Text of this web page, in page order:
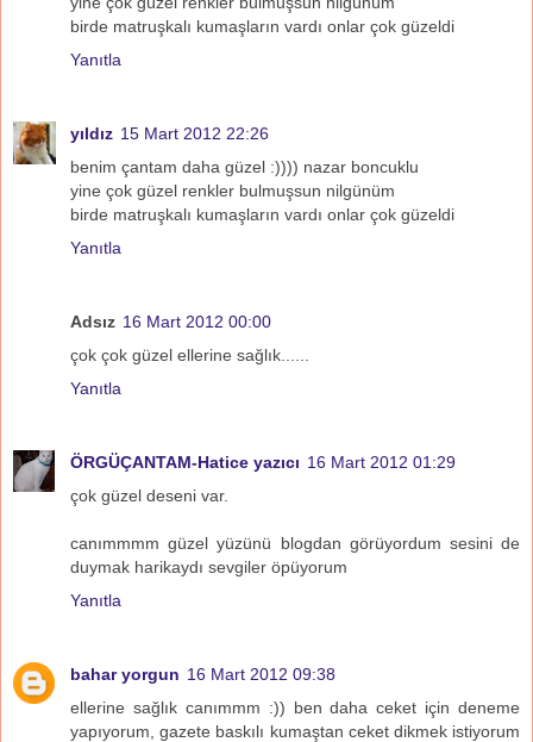
birde matruşkalı kumaşların vardı onlar çok güzeldi
Yanıtla
yıldız 15 Mart 2012 22:26
benim çantam daha güzel :)))) nazar boncuklu
yine çok güzel renkler bulmuşsun nilgünüm
birde matruşkalı kumaşların vardı onlar çok güzeldi
Yanıtla
Adsız 16 Mart 2012 00:00
çok çok güzel ellerine sağlık......
Yanıtla
ÖRGÜÇANTAM-Hatice yazıcı 16 Mart 2012 01:29
çok güzel deseni var.
canımmmm güzel yüzünü blogdan görüyordum sesini de
duymak harikaydı sevgiler öpüyorum
Yanıtla
bahar yorgun 16 Mart 2012 09:38
ellerine sağlık canımmm :)) ben daha ceket için deneme
yapıyorum, gazete baskılı kumaştan ceket dikmek istiyorum